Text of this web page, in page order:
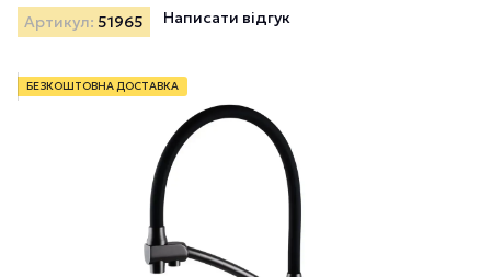
Артикул: 51965 Написати відгук
БЕЗКОШТОВНА ДОСТАВКА